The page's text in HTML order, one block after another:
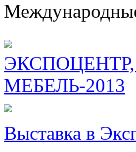
ЭКСПОЦЕНТР,
МЕБЕЛЬ-2013
Выставка в